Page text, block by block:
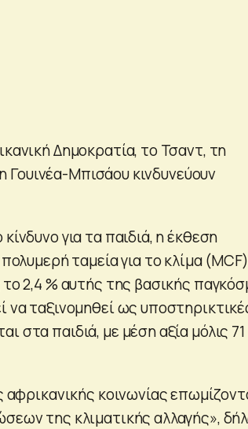
Δημοκρατία, το Τσαντ, τη
Γουινέα-Μπισάου κινδυνεύουν
για τα παιδιά, η έκθεση
ταμεία για το κλίμα (MCF)
2,4 % αυτής της βασικής
να ταξινομηθεί ως
στα παιδιά, με μέση αξία μόλις 71
κοινωνίας
της κλιματικής αλλαγής»,